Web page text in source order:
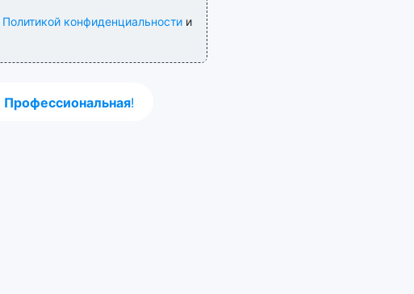
Политикой конфиденциальностии
Профессиональная!